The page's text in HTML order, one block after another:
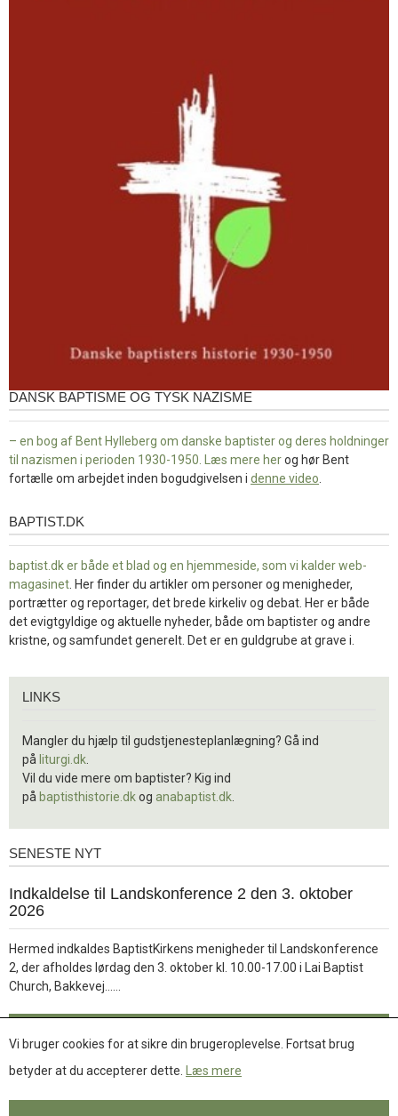
DANSK BAPTISME OG TYSK NAZISME
– en bog af Bent Hylleberg om danske baptister og deres holdninger
til nazismen i perioden 1930-1950. Læs mere herog hør Bent
fortælle om arbejdet inden bogudgivelsen i denne video.
baptist.dk
BAPTIST.DK
baptist.dk er både et blad og en hjemmeside, som vi kalder web-
magasinet. Her finder du artikler om personer og menigheder,
portrætter og reportager, det brede kirkeliv og debat. Her er både
det evigtgyldige og aktuelle nyheder, både om baptister og andre
kristne, og samfundet generelt. Det er en guldgrube at grave i.
LINKS
Mangler du hjælp til gudstjenesteplanlægning? Gå ind
på liturgi.dk.
Vil du vide mere om baptister? Kig ind
på baptisthistorie.dkog anabaptist.dk.
Seneste
SENESTE NYT
1.
jul.
Indkaldelse til Landskonference 2 den 3. oktober
2026
Hermed indkaldes BaptistKirkens menigheder til Landskonference
2, der afholdes lørdag den 3. oktober kl. 10.00-17.00 i Lai Baptist
Church, Bakkevej……
Læs mere
Vi bruger cookies for at sikre din brugeroplevelse. Fortsat brug
betyder at du accepterer dette.
Læs mere